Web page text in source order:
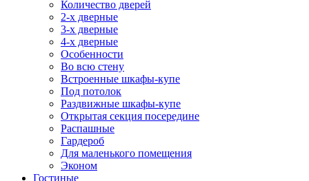
Количество дверей
2-х дверные
3-х дверные
4-х дверные
Особенности
Во всю стену
Встроенные шкафы-купе
Под потолок
Раздвижные шкафы-купе
Открытая секция посередине
Распашные
Гардероб
Для маленького помещения
Эконом
Гостиные